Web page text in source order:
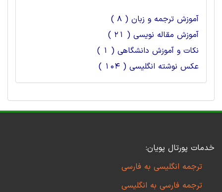
آموزش ترجمه و زبان ( 8 )
آموزش مقاله نویسی ( 21 )
نکات و آموزش دانشگاهی ( 1 )
عکس نوشته انگلیسی ( 104 )
خدمات پورتال پویان:
ترجمه انگلیسی به فارسی
ترجمه فارسی به انگلیسی